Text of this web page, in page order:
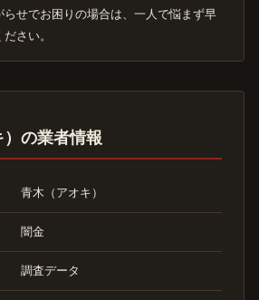
せでお困りの場合は、一人で悩まず早
さい。
の業者情報
青木（アオキ）
闇金
調査データ